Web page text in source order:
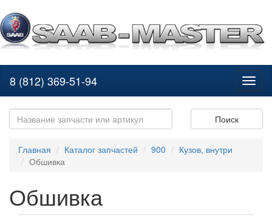
8 (812) 369-51-94
Поиск
Главная Каталог запчастей 900
Кузов, внутри
Обшивка
Обшивка